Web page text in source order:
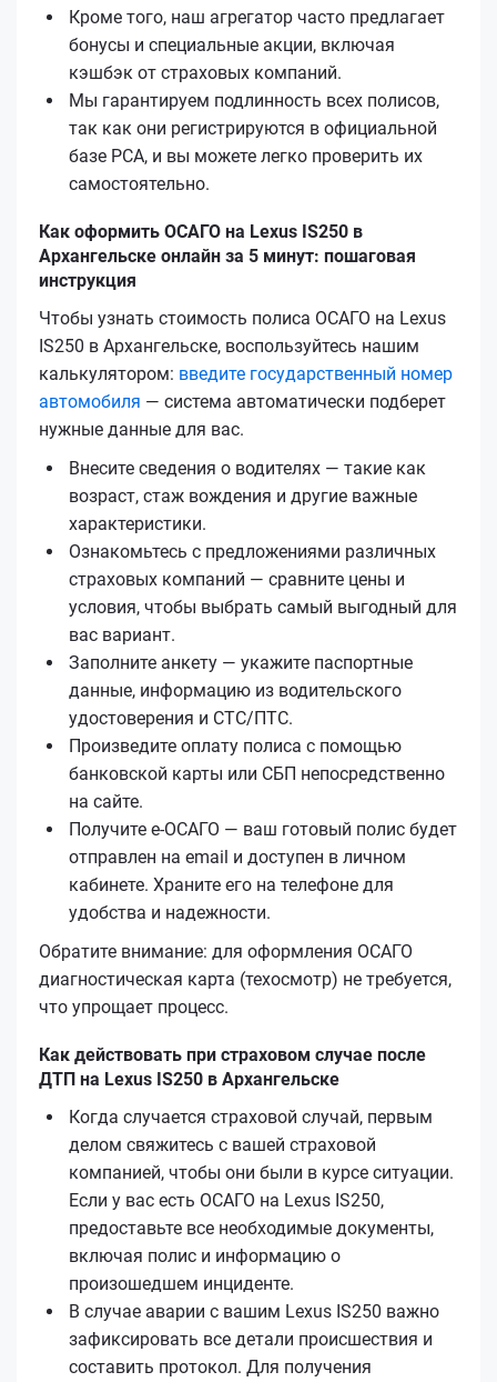
Кроме того, наш агрегатор часто предлагает
бонусы и специальные акции, включая
кэшбэк от страховых компаний.
Мы гарантируем подлинность всех полисов,
так как они регистрируются в официальной
базе РСА, и вы можете легко проверить их
самостоятельно.
Как оформить ОСАГО на Lexus IS250 в
Архангельске онлайн за 5 минут: пошаговая
инструкция
Чтобы узнать стоимость полиса ОСАГО на Lexus
IS250 в Архангельске, воспользуйтесь нашим
калькулятором: введите государственный номер
автомобиля — система автоматически подберет
нужные данные для вас.
Внесите сведения о водителях — такие как
возраст, стаж вождения и другие важные
характеристики.
Ознакомьтесь с предложениями различных
страховых компаний — сравните цены и
условия, чтобы выбрать самый выгодный для
вас вариант.
Заполните анкету — укажите паспортные
данные, информацию из водительского
удостоверения и СТС/ПТС.
Произведите оплату полиса с помощью
банковской карты или СБП непосредственно
на сайте.
Получите е‑ОСАГО — ваш готовый полис будет
отправлен на email и доступен в личном
кабинете. Храните его на телефоне для
удобства и надежности.
Обратите внимание: для оформления ОСАГО
диагностическая карта (техосмотр) не требуется,
что упрощает процесс.
Как действовать при страховом случае после
ДТП на Lexus IS250 в Архангельске
Когда случается страховой случай, первым
делом свяжитесь с вашей страховой
компанией, чтобы они были в курсе ситуации.
Если у вас есть ОСАГО на Lexus IS250,
предоставьте все необходимые документы,
включая полис и информацию о
произошедшем инциденте.
В случае аварии с вашим Lexus IS250 важно
зафиксировать все детали происшествия и
составить протокол. Для получения